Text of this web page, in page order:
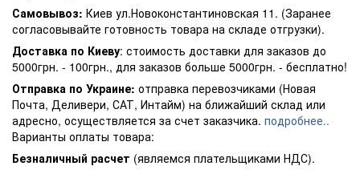
Самовывоз: Киев ул.Новоконстантиновская 11. (Заранее
согласовывайте готовность товара на складе отгрузки).
Доставка по Киеву: стоимость доставки для заказов до
5000грн. - 100грн., для заказов больше 5000грн. - бесплатно!
Отправка по Украине: отправка перевозчиками (Новая
Почта, Деливери, САТ, Интайм) на ближайший склад или
адресно, осуществляется за счет заказчика. подробнее..
Варианты оплаты товара:
Безналичный расчет (являемся плательщиками НДС).